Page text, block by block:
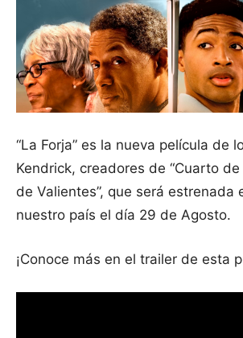
“La Forja” es la nueva película de
Kendrick, creadores de “Cuarto de
de Valientes”, que será estrenada
nuestro país el día 29 de Agosto.
¡Conoce más en el trailer de esta